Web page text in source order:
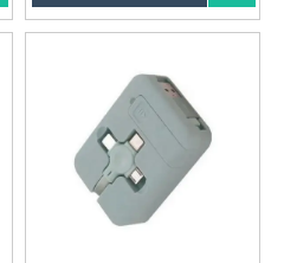
穩定無卡頓
用性和抗拉性
額外特性：支持個性化設計或
LOGO定制